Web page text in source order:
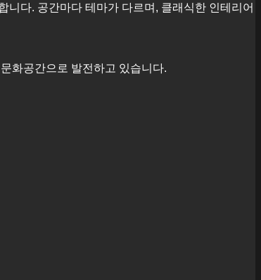
니다. 공간마다 테마가 다르며, 클래식한 인테리어
화공간으로 발전하고 있습니다.